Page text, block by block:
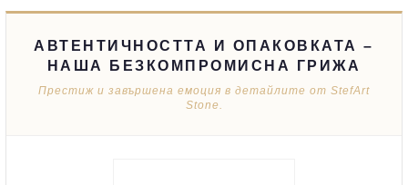
АВТЕНТИЧНОСТТА И ОПАКОВКАТА –
НАША БЕЗКОМПРОМИСНА ГРИЖА
Престиж и завършена емоция в детайлите от StefArt
Stone.